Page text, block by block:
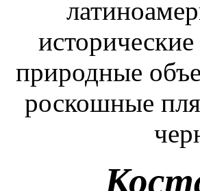
природные
роскошные